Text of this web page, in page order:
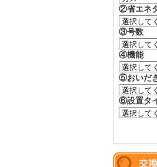
②省エネ
③号数
④機能
⑤おいだ
⑥設置タ